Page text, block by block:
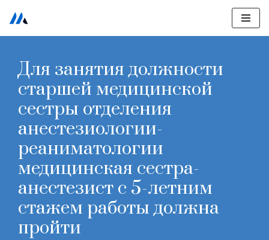
Перейти
содержимому
Для занятия должности
старшей медицинской
сестры отделения
анестезиологии-
реаниматологии
медицинская сестра-
анестезист с 5-летним
стажем работы должна
пройти